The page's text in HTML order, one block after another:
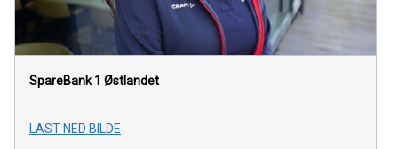
SpareBank 1 Østlandet
LAST NED BILDE